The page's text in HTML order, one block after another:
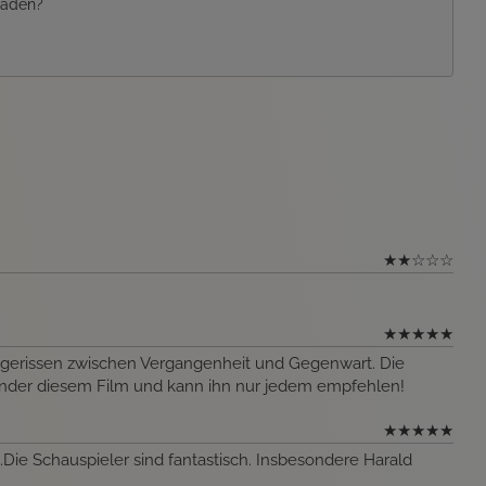
★★☆☆☆
★★★★★
zwischen Vergangenheit und Gegenwart. Die
diesem Film und kann ihn nur jedem empfehlen!
★★★★★
Schauspieler sind fantastisch. Insbesondere Harald